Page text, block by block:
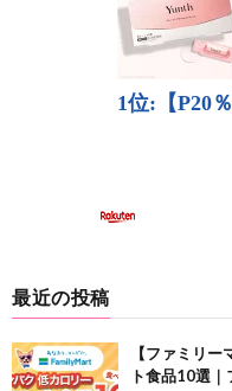
最近の投稿
【ファミリ
ト食品10選